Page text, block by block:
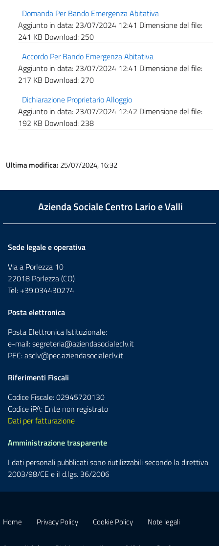
Domanda Per Bando Emergenza Abitativa
Aggiunto in data: 23/07/2024 12:41 Dimensione del file:
241 KB Download: 250
Accordo Per Bando Emergenza Abitativa
Aggiunto in data: 23/07/2024 12:41 Dimensione del file:
217 KB Download: 270
Dichiarazione Proprietario Alloggio
Aggiunto in data: 23/07/2024 12:42 Dimensione del file:
192 KB Download: 238
Ultima modifica: 25/07/2024, 16:32
Azienda Sociale Centro Lario e Valli
Sede legale e operativa
Via a Porlezza 10
22018 Porlezza (CO)
Tel: +39.034430274
Posta elettronica
Posta Elettronica Istituzionale:
e-mail:segreteria@aziendasocialeclv.it
PEC:asclv@pec.aziendasocialeclv.it
Riferimenti Fiscali
Codice Fiscale: 02945720130
Codice iPA: Ente non registrato
Dati per fatturazione
Amministrazione trasparente
I dati personali pubblicati sono riutilizzabili secondo la direttiva
2003/98/CE e il d.lgs. 36/2006
Home Privacy Policy Cookie Policy Note legali